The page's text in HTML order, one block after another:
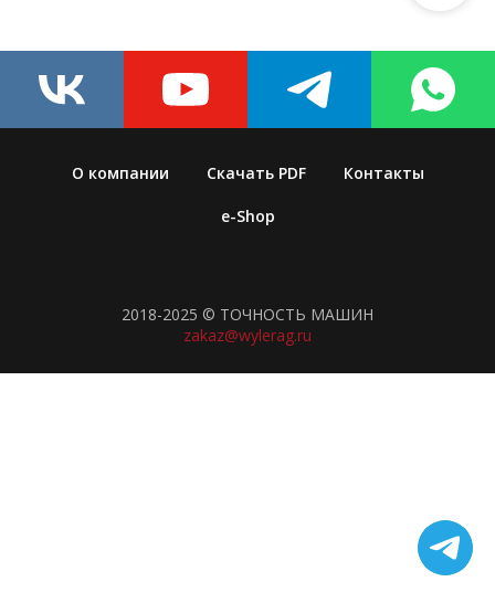
О компании Скачать PDF Контакты
e-Shop
2018-2025 © ТОЧНОСТЬ МАШИН
zakaz@wylerag.ru